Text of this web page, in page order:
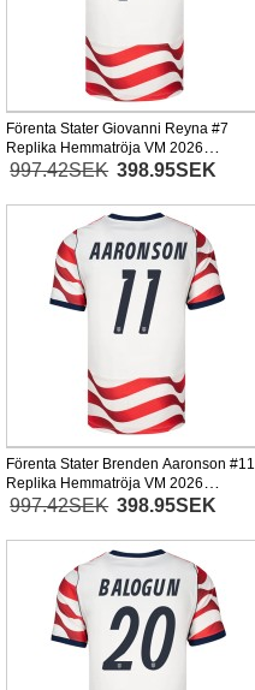
Förenta Stater Giovanni Reyna #7
Replika Hemmatröja VM 2026
Kortärmad
997.42SEK 398.95SEK
Förenta Stater Brenden Aaronson #11
Replika Hemmatröja VM 2026
Kortärmad
997.42SEK 398.95SEK